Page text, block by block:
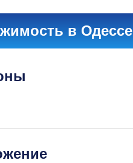
в Одессе